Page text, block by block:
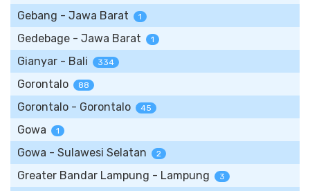
Gebang - Jawa Barat 1
Gedebage - Jawa Barat 1
Gianyar - Bali 334
Gorontalo 88
Gorontalo - Gorontalo 45
Gowa 1
Gowa - Sulawesi Selatan 2
Greater Bandar Lampung - Lampung 3